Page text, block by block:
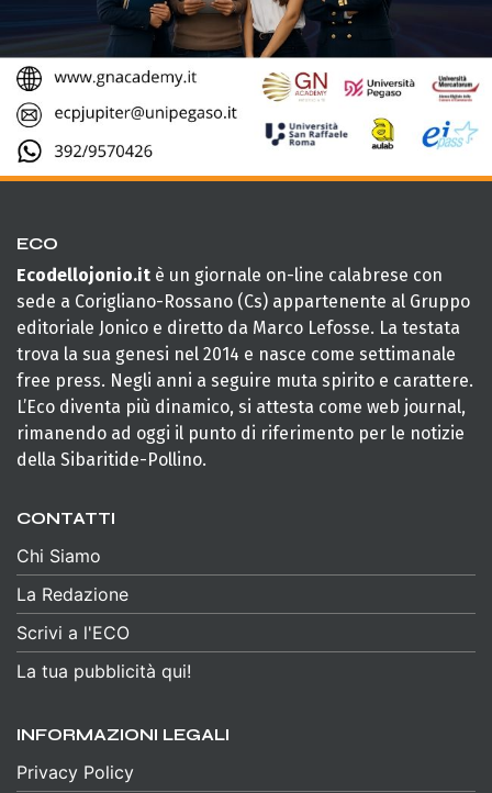
ECO
Ecodellojonio.it è un giornale on-line calabrese con
sede a Corigliano-Rossano (Cs) appartenente al Gruppo
editoriale Jonico e diretto da Marco Lefosse. La testata
trova la sua genesi nel 2014 e nasce come settimanale
free press. Negli anni a seguire muta spirito e carattere.
L’Eco diventa più dinamico, si attesta come web journal,
rimanendo ad oggi il punto di riferimento per le notizie
della Sibaritide-Pollino.
CONTATTI
Chi Siamo
La Redazione
Scrivi a l'ECO
La tua pubblicità qui!
INFORMAZIONI LEGALI
Privacy Policy